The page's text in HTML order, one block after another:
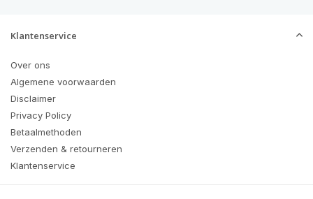
Klantenservice
Over ons
Algemene voorwaarden
Disclaimer
Privacy Policy
Betaalmethoden
Verzenden & retourneren
Klantenservice